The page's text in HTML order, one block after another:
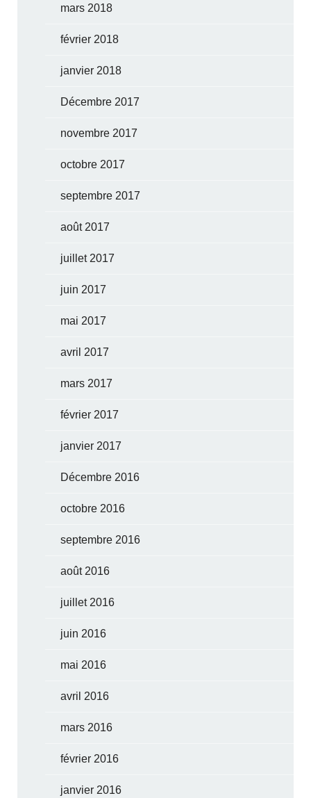
mars 2018
février 2018
janvier 2018
Décembre 2017
novembre 2017
octobre 2017
septembre 2017
août 2017
juillet 2017
juin 2017
mai 2017
avril 2017
mars 2017
février 2017
janvier 2017
Décembre 2016
octobre 2016
septembre 2016
août 2016
juillet 2016
juin 2016
mai 2016
avril 2016
mars 2016
février 2016
janvier 2016